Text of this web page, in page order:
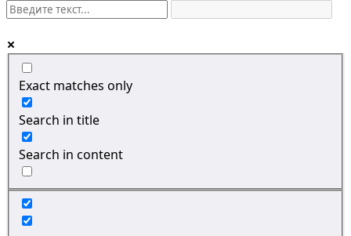
Exact matches only
Search in title
Search in content